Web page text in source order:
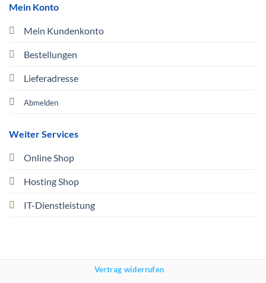
Mein Konto
Mein Kundenkonto
Bestellungen
Lieferadresse
Abmelden
Weiter Services
Online Shop
Hosting Shop
IT-Dienstleistung
Vertrag widerrufen